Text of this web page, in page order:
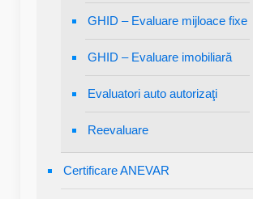
GHID – Evaluare mijloace fixe
GHID – Evaluare imobiliară
Evaluatori auto autorizaţi
Reevaluare
Certificare ANEVAR